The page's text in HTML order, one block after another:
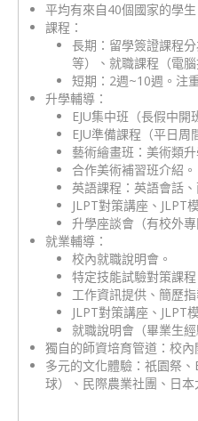
平均有來自40個國家的學
課程：
長期：留學簽證課程
等）、就職課程（電
短期：2週~10週。注
升學輔導：
EJU集中班（長假中
EJU準備課程（平日周
藝術繪畫班：美術類升
合作美術補習班介紹。
英語課程：英語會話
JLPT對策講座、JLPT
升學座談會（有校外
就業輔導：
校內就職說明會。
特定技能試驗對策課程
工作資訊提供、簡歷
JLPT對策講座、JLPT
就職說明會（畢業生經
獨自的師資培育管道：校
多元的文化體驗：祇園祭
球）、民際農業社團、日本